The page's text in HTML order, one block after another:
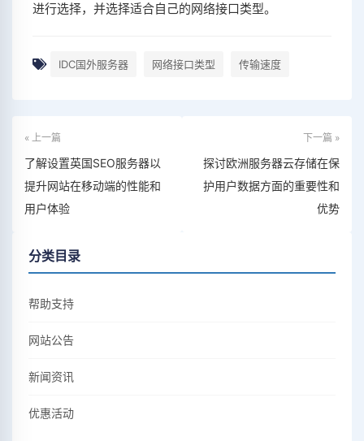
进行选择，并选择适合自己的网络接口类型。
IDC国外服务器 网络接口类型 传输速度
« 上一篇
了解设置英国SEO服务器以
提升网站在移动端的性能和
用户体验
下一篇 »
探讨欧洲服务器云存储在保
护用户数据方面的重要性和
优势
分类目录
帮助支持
网站公告
新闻资讯
优惠活动